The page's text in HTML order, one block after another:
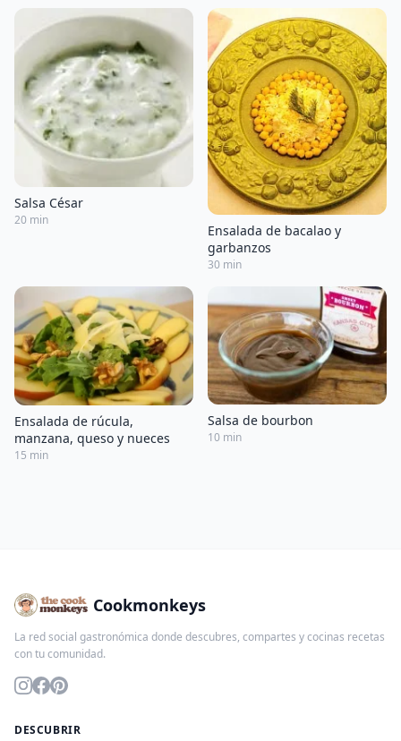
Salsa César
20 min
Ensalada de bacalao y
garbanzos
30 min
Ensalada de rúcula,
manzana, queso y nueces
15 min
Salsa de bourbon
10 min
Cookmonkeys
La red social gastronómica donde descubres, compartes y cocinas recetas
con tu comunidad.
DESCUBRIR